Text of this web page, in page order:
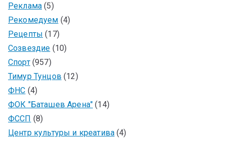
Реклама (5)
Рекомедуем (4)
Рецепты (17)
Созвездие (10)
Спорт(957)
Тимур Тунцов (12)
ФНС (4)
ФОК "Баташев Арена" (14)
ФССП (8)
Центр культуры и креатива (4)